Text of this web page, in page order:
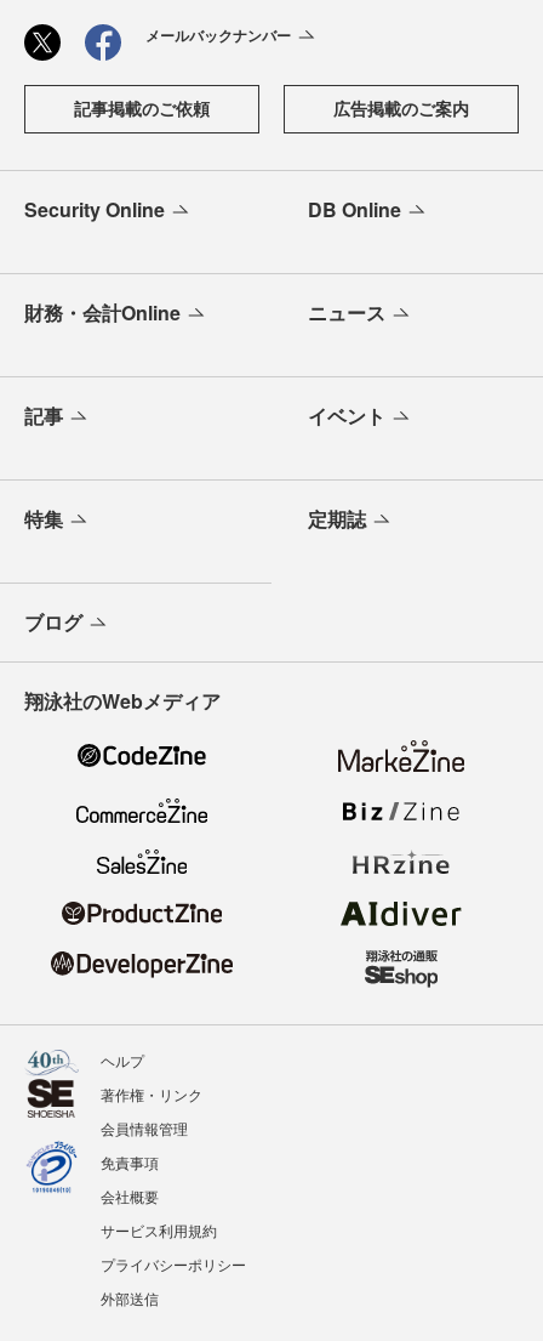
メールバックナンバー
記事掲載のご依頼 広告掲載のご案内
Security Online DB Online
財務・会計Online ニュース
記事 イベント
特集 定期誌
ブログ
翔泳社のWebメディア
ヘルプ
著作権・リンク
会員情報管理
免責事項
会社概要
サービス利用規約
プライバシーポリシー
外部送信